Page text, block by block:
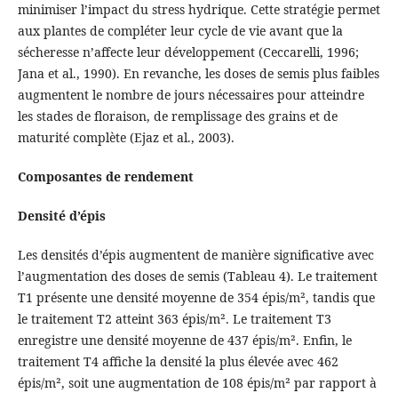
minimiser l’impact du stress hydrique. Cette stratégie permet
aux plantes de compléter leur cycle de vie avant que la
sécheresse n’affecte leur développement (Ceccarelli, 1996;
Jana et al., 1990). En revanche, les doses de semis plus faibles
augmentent le nombre de jours nécessaires pour atteindre
les stades de floraison, de remplissage des grains et de
maturité complète (Ejaz et al., 2003).
Composantes de rendement
Densité d’épis
Les densités d’épis augmentent de manière significative avec
l’augmentation des doses de semis (Tableau 4). Le traitement
T1 présente une densité moyenne de 354 épis/m², tandis que
le traitement T2 atteint 363 épis/m². Le traitement T3
enregistre une densité moyenne de 437 épis/m². Enfin, le
traitement T4 affiche la densité la plus élevée avec 462
épis/m², soit une augmentation de 108 épis/m² par rapport à